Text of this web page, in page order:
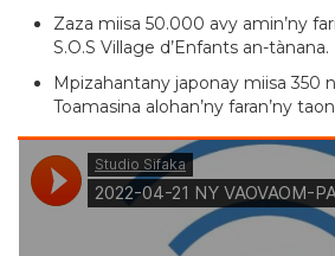
Zaza miisa 50.000 avy amin’ny
S.O.S Village d’Enfants an-tànana.
Mpizahantany japonay miisa 350
Toamasina alohan’ny faran’ny